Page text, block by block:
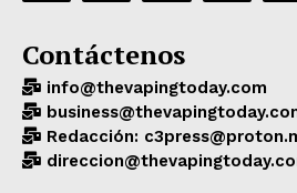
Contáctenos
info@thevapingtoday.com
Redacción: